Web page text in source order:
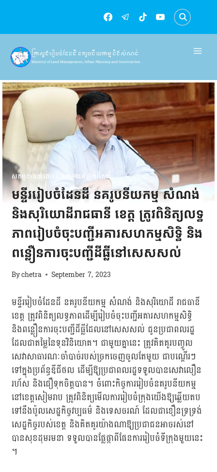
content
ក្រសួងរៀបចំដែនដី នគរូបនីយកម្ម និងសំណង់
Ministry of Land Management, Urban Planning and Construction
សកម្មភាពការងារ សកម្មភាពថ្នាក់ដឹកនាំ
មន្ទីររៀបចំដែនដី នគរូបនីយកម្ម សំណង់
និងសុរិយោដីរាជធានី ខេត្ត ត្រូវពិនិត្យលទ្ធ
ភាពរៀបចំចុះបញ្ជីអគារសហកម្មសិទ្ធិ និង
ពន្លឿនការចុះបញ្ជីដីធ្លីនៅសេសសល់
Bychetra September 7, 2023
មន្ទីររៀបចំ​ដែនដី នគរូប​នីយកម្ម សំណង់​ និង​សុរិយោដី​ រាជធានី
ខេត្ត ត្រូវ​ពិនិត្យ​លទ្ធភាពដើម្បី​រៀបចំ​ចុះ​បញ្ជី​អគារ​សហ​កម្មសិទ្ធិ​
និង​ពន្លឿន​ការចុះ​បញ្ជី​​ដីធ្លី​ដែល​នៅសេសសល់​ ជូនប្រជា​ពលរដ្ឋ
ដែល​ជា​តម្លៃ​នៃ​ទុន​វិនិយោគ​។ ជាមួយគ្នា​នេះ​ ត្រូវគិតគូរ​បញ្ចូល​
សេវា​សាធារណៈ​ចាំបាច់​​របស់​ច្រកចេញ​ចូល​តែមួយ​ ជា​បណ្តើរៗ​
ទៅ​ក្នុង​ប្រព័ន្ធ​ឌីជីថល ដើម្បី​ឱ្យ​ប្រជាពលរដ្ឋ​ទទួល​បាន​សេវា​លឿន​
រហ័ស និង​ជឿទុកចិត្តបាន​។ ចំពោះ​កិច្ចការ​រៀបចំ​នគរូបនីយកម្ម​
នៅ​ខេត្ត​សៀមរាប ត្រូវ​ពិនិត្យ​មើល​ការ​រៀបចំ​ក្រុង​យើងឱ្យឆ្លើយ​តប​
ទៅ​នឹងប៉ូល​សេដ្ឋ​កិច្ច​វប្បធម៌ និង​ទេសចរណ៍​ ដែល​ជា​ខឿន​ទ្រទ្រង់​
សេដ្ឋកិច្ចរបស់​ខេត្ត​ និង​គិតគូរ​យ៉ាងណា​ឱ្យ​ប្រជាជន​អាច​រស់នៅ​
បាន​សុខដុម​រមនា ទទួលបាន​ផ្លែផ្កា​ពីផែនការ​រៀបចំ​ទីក្រុង​មួយនេះ​
។